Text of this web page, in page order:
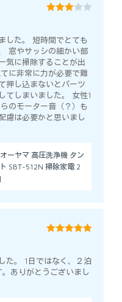
した。 短時間でとても
窓やサッシの細かい部
気に掃除することが出
に非常に力が必要で難
押し込まないとパーツ
てしまいました。 女性1
のモーター音（？）も
慮は必要かと思いまし
ーヤマ 高圧洗浄機 タン
SBT-512N 掃除家電 2
た。 1日ではなく、２泊
ありがとうございまし